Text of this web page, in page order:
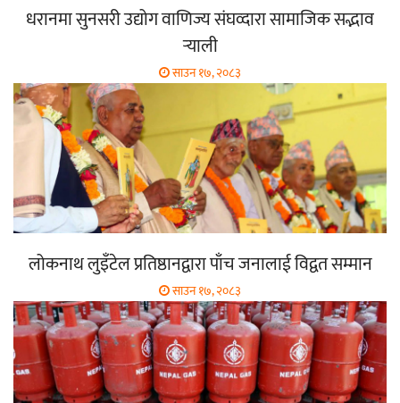
धरानमा सुनसरी उद्योग वाणिज्य संघव्दारा सामाजिक सद्भाव
र्‍याली
साउन १७, २०८३
लोकनाथ लुइँटेल प्रतिष्ठानद्वारा पाँच जनालाई विद्वत सम्मान
साउन १७, २०८३